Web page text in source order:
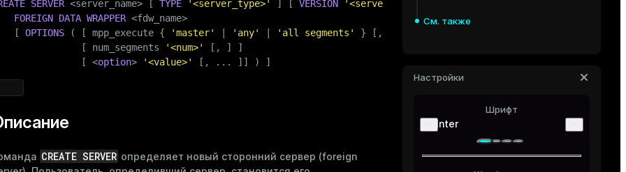
См. также
Настройки
Шрифт
Inter
SERVER <server_name> [ TYPE '<server_type>' ] [ VERSION '<server_version>'
FOREIGN DATA WRAPPER <fdw_name>
[
OPTIONS ( [ mpp_execute { 'master' 'any' 'all segments'
} [, ] ]
[ num_segments
'<num>'
[, ] ]
[ <
option> '<value>' [, ... ]] ) ]
CREATE SERVER определяет новый сторонний сервер (foreign